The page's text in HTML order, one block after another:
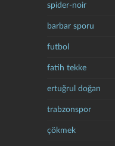
spider-noir
barbar sporu
futbol
fatih tekke
ertuğrul doğan
trabzonspor
çökmek